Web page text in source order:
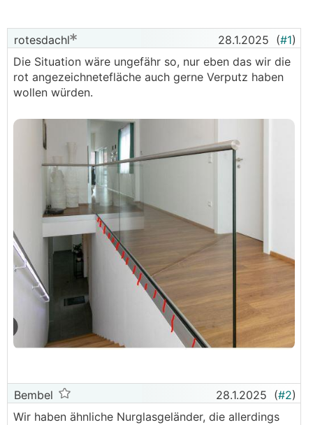
rotesdachl 28.1.2025 (#1)
Die Situation wäre ungefähr so, nur eben das wir die
rot angezeichnetefläche auch gerne Verputz haben
wollen würden.
Bembel 28.1.2025 (#2)
Wir haben ähnliche Nurglasgeländer, die allerdings